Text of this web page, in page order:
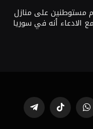
مستوطنين على منازل
الادعاء أنه في سوريا
واتساب تيكتوك تيلقرام